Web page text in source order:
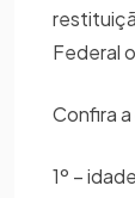
Federal
Confira
1º –